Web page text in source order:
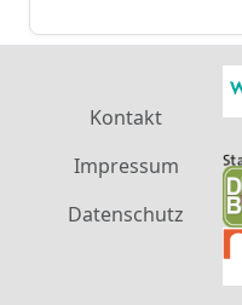
Kontakt
Impressum
Datenschutz